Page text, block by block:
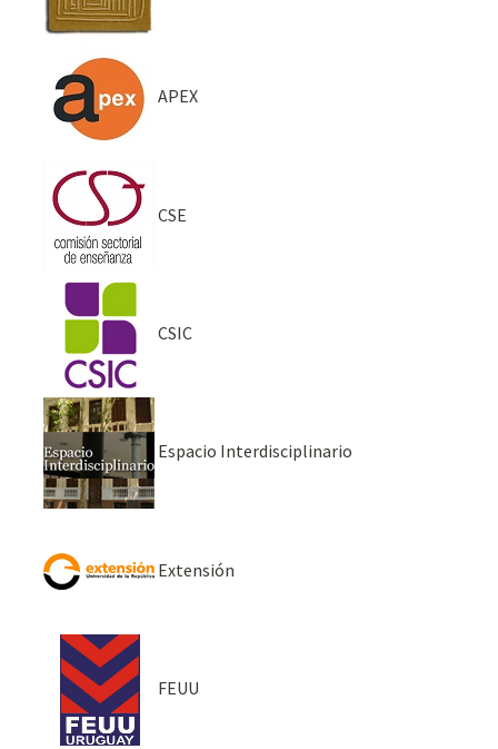
APEX
CSE
CSIC
Espacio Interdisciplinario
Extensión
FEUU